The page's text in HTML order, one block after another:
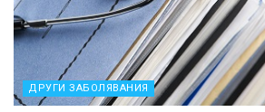
ДРУГИ ЗАБОЛЯВАНИЯ